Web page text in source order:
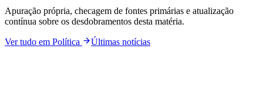
Apuração própria, checagem de fontes primárias e atualização
contínua sobre os desdobramentos desta matéria.
Ver tudo em Política Últimas notícias